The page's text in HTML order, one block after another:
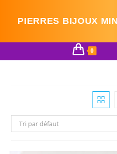
PIERRES BIJOUX
0
Tri par défaut